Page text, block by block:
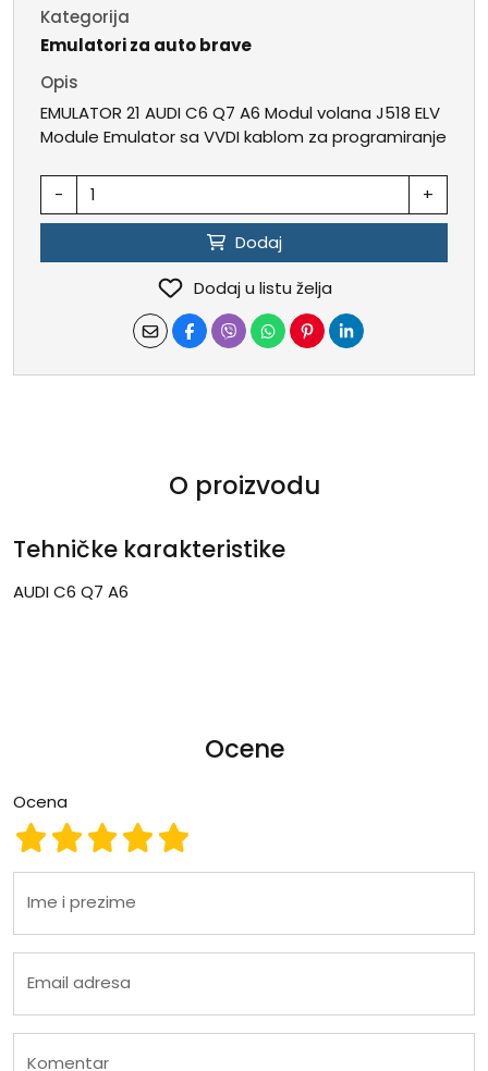
Kategorija
Emulatori za auto brave
Opis
EMULATOR 21 AUDI C6 Q7 A6 Modul volana J518 ELV
Module Emulator sa VVDI kablom za programiranje
- +
Dodaj
Dodaj u listu želja
O proizvodu
Tehničke karakteristike
AUDI C6 Q7 A6
Ocene
Ocena
Ocena 5
Ocena 4
Ocena 3
Ocena 2
Ocena 1
Ime i prezime
Email adresa
Komentar